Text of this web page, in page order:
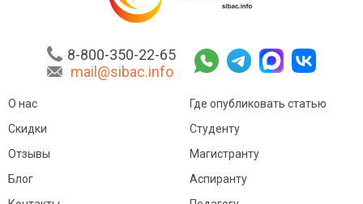
8-800-350-22-65
mail@sibac.info
О нас
Скидки
Отзывы
Блог
Где опубликовать статью
Студенту
Магистранту
Аспиранту